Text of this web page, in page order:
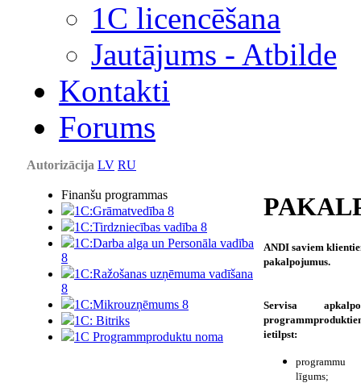
1С licencēšana
Jautājums - Atbilde
Kontakti
Forums
Autorizācija LV RU
Finanšu programmas
1C:Grāmatvedība 8
1C:Tirdzniecības vadība 8
1C:Darba alga un Personāla vadība
8
1C:Ražošanas uzņēmuma vadīšana
8
1С:Мikrouzņēmums 8
1C: Bitriks
1C Programmproduktu noma
ANDI saviem
pakalpojumus.
Servisa
ietilpst:
programmu
līgums;